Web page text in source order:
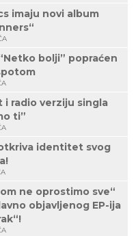
imaju novi album
bolji” popraćen
i radio verziju singla
ti”
identitet svog
ne oprostimo sve“
objavljenog EP-ija